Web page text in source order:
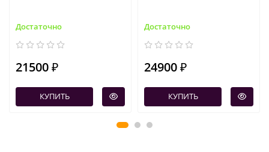
Достаточно
21500 ₽
КУПИТЬ
Достаточно
24900 ₽
КУПИТЬ